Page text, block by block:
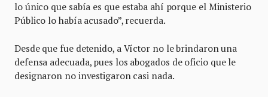
lo único que sabía es que estaba ahí porque el Ministerio
Público lo había acusado”, recuerda.
Desde que fue detenido, a Víctor no le brindaron una
defensa adecuada, pues los abogados de oficio que le
designaron no investigaron casi nada.